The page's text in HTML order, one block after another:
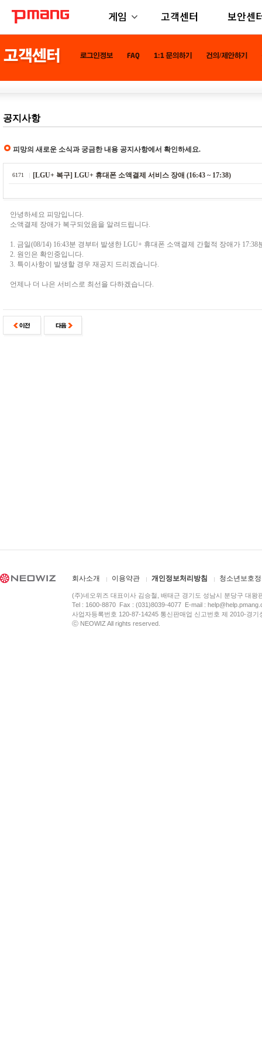
게임 고객센터 보안센
공지사항
피망의 새로운 소식과 궁금한 내용 공지사항에서 확인하세요.
6171 [LGU+ 복구] LGU+ 휴대폰 소액결제 서비스 장애 (16:43 ~ 17:38)
안녕하세요 피망입니다.
소액결제 장애가 복구되었음을 알려드립니다.
1. 금일(08/14) 16:43분 경부터 발생한 LGU+ 휴대폰 소액결제 간헐적 장애가
2. 원인은 확인중입니다.
3. 특이사항이 발생할 경우 재공지 드리겠습니다.
언제나 더 나은 서비스로 최선을 다하겠습니다.
회사소개 이용약관 개인정보처리방침 청소년보호
(주)네오위즈 대표이사 김승철, 배태근 경기도 성남시 분당구 대왕
Tel : 1600-8870 Fax : (031)8039-4077 E-mail :
사업자등록번호 120-87-14245 통신판매업 신고번호 제 2010-경
ⓒ NEOWIZ All rights reserved.